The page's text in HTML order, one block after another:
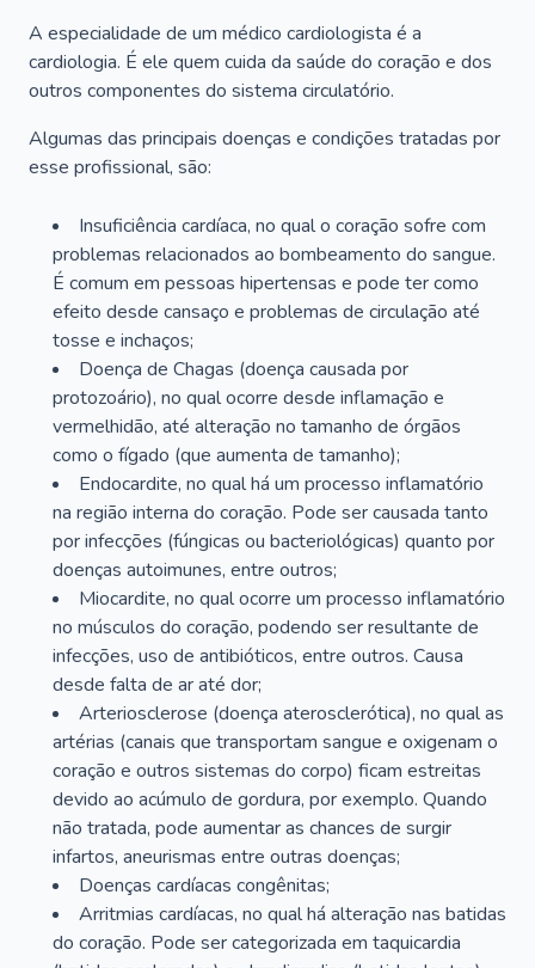
A especialidade de um médico cardiologista é a
cardiologia. É ele quem cuida da saúde do coração e dos
outros componentes do sistema circulatório.
Algumas das principais doenças e condições tratadas por
esse profissional, são:
Insuficiência cardíaca, no qual o coração sofre com
problemas relacionados ao bombeamento do sangue.
É comum em pessoas hipertensas e pode ter como
efeito desde cansaço e problemas de circulação até
tosse e inchaços;
Doença de Chagas (doença causada por
protozoário), no qual ocorre desde inflamação e
vermelhidão, até alteração no tamanho de órgãos
como o fígado (que aumenta de tamanho);
Endocardite, no qual há um processo inflamatório
na região interna do coração. Pode ser causada tanto
por infecções (fúngicas ou bacteriológicas) quanto por
doenças autoimunes, entre outros;
Miocardite, no qual ocorre um processo inflamatório
no músculos do coração, podendo ser resultante de
infecções, uso de antibióticos, entre outros. Causa
desde falta de ar até dor;
Arteriosclerose (doença aterosclerótica), no qual as
artérias (canais que transportam sangue e oxigenam o
coração e outros sistemas do corpo) ficam estreitas
devido ao acúmulo de gordura, por exemplo. Quando
não tratada, pode aumentar as chances de surgir
infartos, aneurismas entre outras doenças;
Doenças cardíacas congênitas;
Arritmias cardíacas, no qual há alteração nas batidas
do coração. Pode ser categorizada em taquicardia